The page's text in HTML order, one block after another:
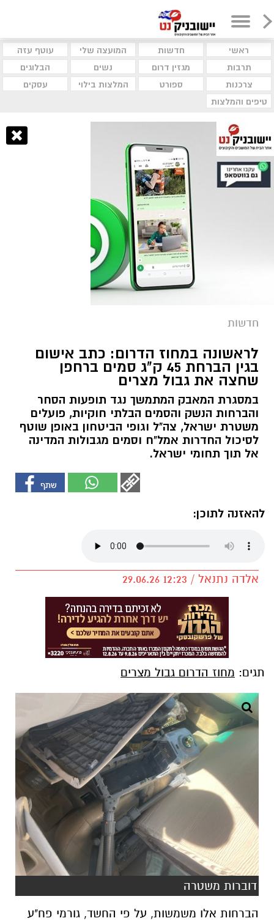
ראשי חדשות המועצה שלי
עוטף עזה
תרבות
מגזין דרום נשים
הבלוגים
צרכנות
ספורט המלצות בילוי
עסקים
טיפים והמלצות
חדשות
לראשונה במחוז הדרום: כתב אישום
בגין הברחת 45 ק"ג סמים ברחפן
שחצה את גבול מצרים
במסגרת המאבק המתמשך נגד תופעות הסחר
והברחות הנשק והסמים הבלתי חוקיות, פועלים
משטרת ישראל, צה"ל וגופי הביטחון באופן שוטף
לסיכול החדרות אמל"ח וסמים מגבולות המדינה
אל תוך תחומי ישראל.
להאזנה לתוכן:
אלדה נתנאל / 12:23 29.06.26
תגים: מחוז הדרום גבול מצרים
דוברות משטרה
הברחות אלו משמשות, על פי החשד, גורמי פח"ע